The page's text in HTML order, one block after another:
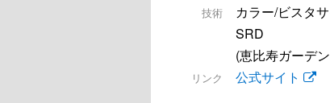
技術
カラー/ビスタ
SRD
(恵比寿ガーデ
リンク 公式サイト